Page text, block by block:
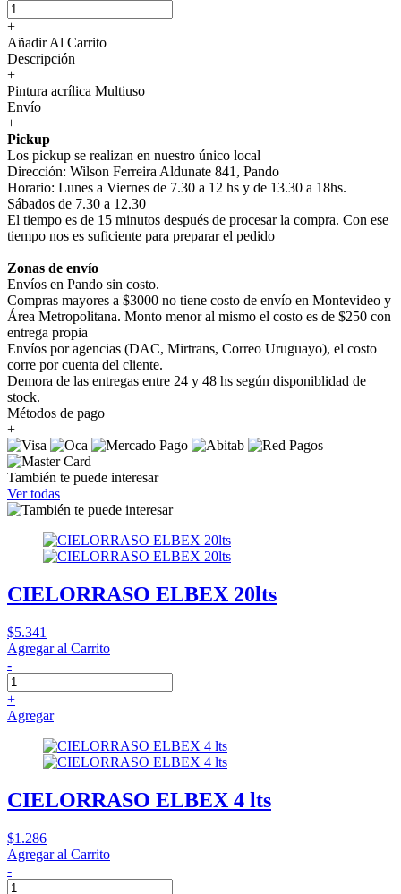
+
Añadir Al Carrito
Descripción
+
Pintura acrílica Multiuso
Envío
+
Pickup
Los pickup se realizan en nuestro único local
Dirección: Wilson Ferreira Aldunate 841, Pando
Horario: Lunes a Viernes de 7.30 a 12 hs y de 13.30 a 18hs.
Sábados de 7.30 a 12.30
El tiempo es de 15 minutos después de procesar la compra. Con ese
tiempo nos es suficiente para preparar el pedido
Zonas de envío
Envíos en Pando sin costo.
Compras mayores a $3000 no tiene costo de envío en Montevideo y
Área Metropolitana. Monto menor al mismo el costo es de $250 con
entrega propia
Envíos por agencias (DAC, Mirtrans, Correo Uruguayo), el costo
corre por cuenta del cliente.
Demora de las entregas entre 24 y 48 hs según disponiblidad de
stock.
Métodos de pago
+
También te puede interesar
Ver todas
CIELORRASO ELBEX 20lts
$5.341
Agregar al Carrito
-
+
Agregar
CIELORRASO ELBEX 4 lts
$1.286
Agregar al Carrito
-